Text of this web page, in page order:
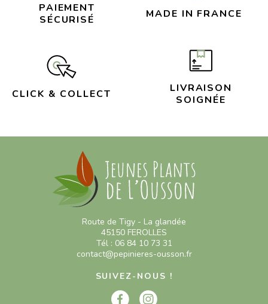
PAIEMENT
SÉCURISÉ
MADE IN FRANCE
CLICK & COLLECT
LIVRAISON
SOIGNÉE
Route de Tigy - La glandée
45150 FEROLLES
Tél : 06 84 10 73 31
contact@pepinieres-ousson.fr
SUIVEZ-NOUS !